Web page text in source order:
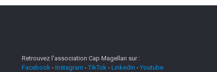
Retrouvez l'association Cap Magellan sur :
Facebook - Instagram -TikTok - Linkedin - Youtube